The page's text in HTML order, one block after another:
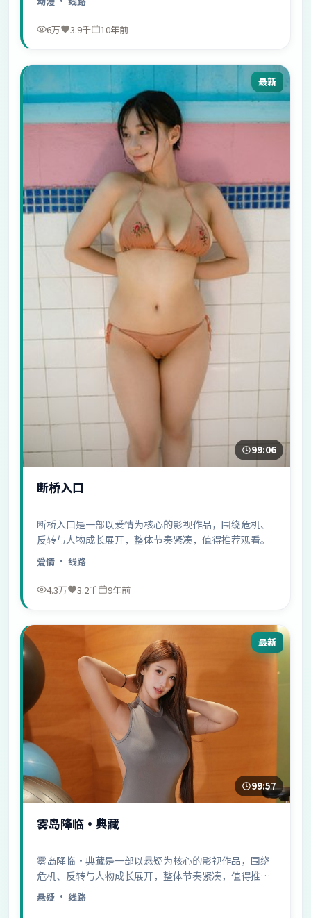
6万 3.9千 10年前
最新
99:06
断桥入口
断桥入口是一部以爱情为核心的影视作品，围绕危机、
反转与人物成长展开，整体节奏紧凑，值得推荐观看。
爱情 · 线路
4.3万 3.2千 9年前
最新
99:57
雾岛降临·典藏
雾岛降临·典藏是一部以悬疑为核心的影视作品，围绕
危机、反转与人物成长展开，整体节奏紧凑，值得推荐
观看。
悬疑 · 线路